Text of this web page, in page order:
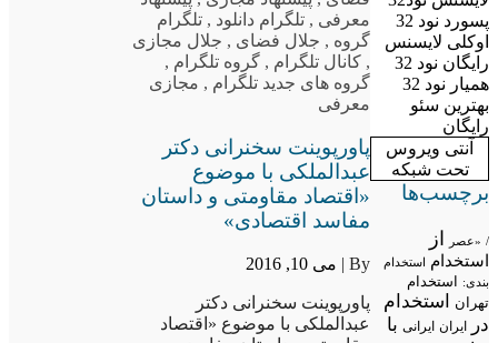
پسورد نود 32
اوکلی لایسنس
رایگان نود 32
همیار نود 32
بهترین سئو
رایگان
آنتی ویروس
تحت شبکه
معرفی , تلگرام دانلود , تلگرام
گروه , جلال فضای , جلال مجازی
, کانال تلگرام , گروه تلگرام ,
گروه های جدید تلگرام , مجازی
معرفی
پاورپوینت سخنرانی دکتر
عبدالملکی با موضوع
«اقتصاد مقاومتی و داستان
مفاسد اقتصادی»
By | می 10, 2016
پاورپوینت سخنرانی دکتر
عبدالملکی با موضوع «اقتصاد
برچسب‌ها
/ «عصر از
استخدام استخدام
بندی: استخدام
تهران
استخدام
در
ایران ایرانی با